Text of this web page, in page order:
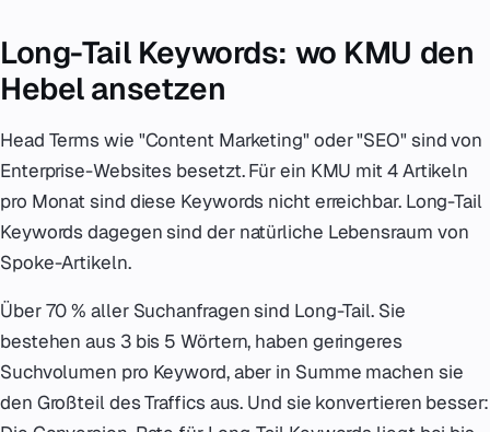
Long-Tail Keywords: wo KMU den
Hebel ansetzen
Head Terms wie "Content Marketing" oder "SEO" sind von
Enterprise-Websites besetzt. Für ein KMU mit 4 Artikeln
pro Monat sind diese Keywords nicht erreichbar. Long-Tail
Keywords dagegen sind der natürliche Lebensraum von
Spoke-Artikeln.
Über 70 % aller Suchanfragen sind Long-Tail. Sie
bestehen aus 3 bis 5 Wörtern, haben geringeres
Suchvolumen pro Keyword, aber in Summe machen sie
den Großteil des Traffics aus. Und sie konvertieren besser: